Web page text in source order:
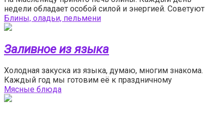
недели обладает особой силой и энергией. Советуют
Блины, оладьи, пельмени
Заливное из языка
Холодная закуска из языка, думаю, многим знакома.
Каждый год мы готовим её к праздничному
Мясные блюда